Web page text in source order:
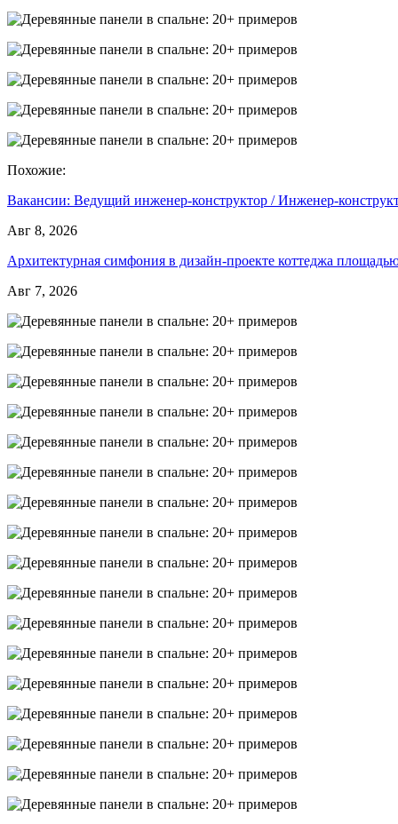
Похожие:
Вакансии: Ведущий инженер-конструктор / Инженер-
Авг 8, 2026
Архитектурная симфония в дизайн-проекте коттеджа
Авг 7, 2026